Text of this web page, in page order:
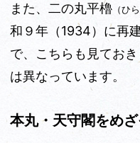
また、二の丸平櫓 （ひ
和９年（1934）に再
で、こちらも見てお
は異なっています。
本丸・天守閣をめざ